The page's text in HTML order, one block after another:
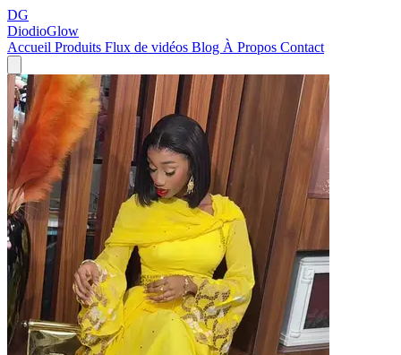
DG
DiodioGlow
Accueil Produits Flux de vidéos Blog À Propos Contact